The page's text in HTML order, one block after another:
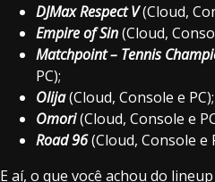
DJMax Respect V(Cloud,
Empire of Sin(Cloud,
Matchpoint – Tennis
PC);
Olija(Cloud, Console e PC);
Omori(Cloud, Console e
Road 96(Cloud, Console e
E aí, o que você achou do